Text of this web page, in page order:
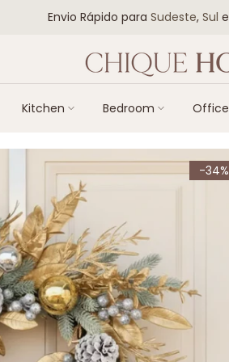
Envio Rápido para Sudeste, Sul e
Kitchen Bedroom Office
-34%